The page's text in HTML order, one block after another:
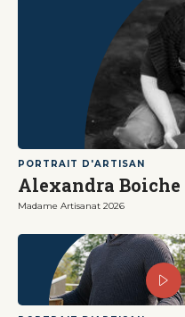
PORTRAIT D'ARTISAN
Alexandra Boiche
Madame Artisanat 2026